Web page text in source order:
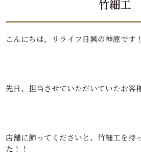
竹細工
こんにちは、リライフ日興の神原です！
先日、担当させていただいていたお客様
店舗に飾ってくださいと、竹細工を持
た！！